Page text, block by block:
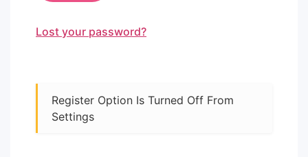
Lost your password?
Register Option Is Turned Off From
Settings